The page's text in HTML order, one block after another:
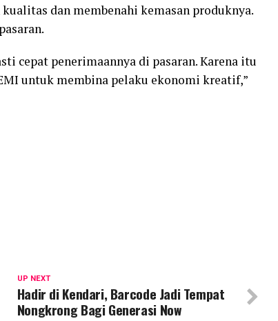
dan membenahi kemasan produknya.
cepat penerimaannya di pasaran. Karena itu
untuk membina pelaku ekonomi kreatif,”
UP NEXT
Hadir di Kendari, Barcode Jadi Tempat
Nongkrong Bagi Generasi Now